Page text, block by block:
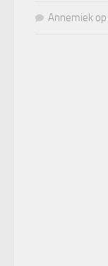
Annemiek op